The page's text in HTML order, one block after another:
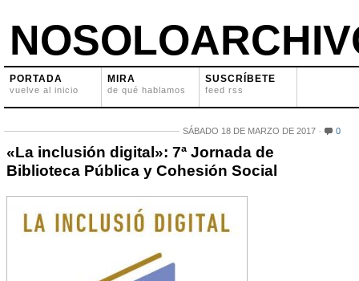
PORTADA
vuelve al inicio
MIRA
de qué hablamos
SUSCRÍBETE
feed rss
SÁBADO 18 DE MARZO DE 2017 0
«La inclusión digital»: 7ª Jornada de
Biblioteca Pública y Cohesión Social